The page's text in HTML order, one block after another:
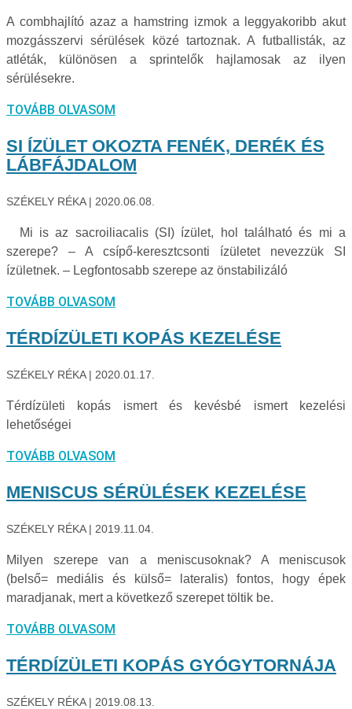
A combhajlító azaz a hamstring izmok a leggyakoribb akut
mozgásszervi sérülések közé tartoznak. A futballisták, az
atléták, különösen a sprintelők hajlamosak az ilyen
sérülésekre.
TOVÁBB OLVASOM
SI ÍZÜLET OKOZTA FENÉK, DERÉK ÉS
LÁBFÁJDALOM
SZÉKELY RÉKA 2020.06.08.
Mi is az sacroiliacalis (SI) ízület, hol található és mi a
szerepe? – A csípő-keresztcsonti ízületet nevezzük SI
ízületnek. – Legfontosabb szerepe az önstabilizáló
TOVÁBB OLVASOM
TÉRDÍZÜLETI KOPÁS KEZELÉSE
SZÉKELY RÉKA 2020.01.17.
Térdízületi kopás ismert és kevésbé ismert kezelési
lehetőségei
TOVÁBB OLVASOM
MENISCUS SÉRÜLÉSEK KEZELÉSE
SZÉKELY RÉKA 2019.11.04.
Milyen szerepe van a meniscusoknak? A meniscusok
(belső= mediális és külső= lateralis) fontos, hogy épek
maradjanak, mert a következő szerepet töltik be.
TOVÁBB OLVASOM
TÉRDÍZÜLETI KOPÁS GYÓGYTORNÁJA
SZÉKELY RÉKA 2019.08.13.